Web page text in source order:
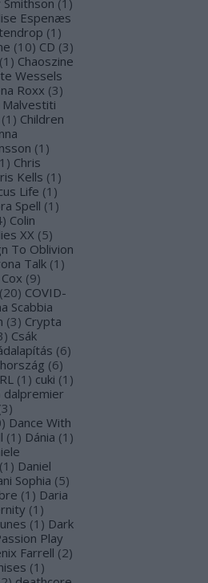
Smithson (1 )
Espenæs
(1 )
(10) CD (3)
(1 ) Chaoszine
Wessels
Roxx (3)
Malvestiti
(1 ) Children
(1 )
1 ) Chris
Kells (1 )
Life (1 )
Spell (1 )
) Colin
XX (5)
To Oblivion
Talk (1 )
(9)
(20) COVID-
Scabbia
(3) Crypta
) Csák
(6)
(6)
(1 ) cuki (1 )
dalpremier
3)
) Dance With
(1 ) Dánia (1 )
(1 ) Daniel
Sophia (5)
(1 ) Daria
(1 )
(1 ) Dark
Play
Farrell (2)
(1 )